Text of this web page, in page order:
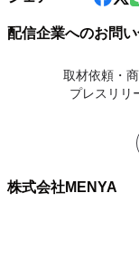
配信企業へのお問
取材依頼・
プレスリリ
株式会社MENYA